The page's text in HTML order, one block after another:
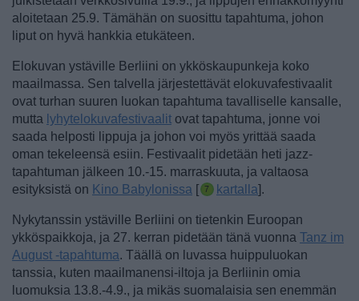
aloitetaan 25.9. Tämähän on suosittu tapahtuma, johon
liput on hyvä hankkia etukäteen.
Elokuvan ystäville Berliini on ykköskaupunkeja koko
maailmassa. Sen talvella järjestettävät elokuvafestivaalit
ovat turhan suuren luokan tapahtuma tavalliselle kansalle,
mutta lyhytelokuvafestivaalit ovat tapahtuma, jonne voi
saada helposti lippuja ja johon voi myös yrittää saada
oman tekeleensä esiin. Festivaalit pidetään heti jazz-
tapahtuman jälkeen 10.-15. marraskuuta, ja valtaosa
esityksistä on Kino Babylonissa [ kartalla].
Nykytanssin ystäville Berliini on tietenkin Euroopan
ykköspaikkoja, ja 27. kerran pidetään tänä vuonna Tanz im
August -tapahtuma. Täällä on luvassa huippuluokan
tanssia, kuten maailmanensi-iltoja ja Berliinin omia
luomuksia 13.8.-4.9., ja mikäs suomalaisia sen enemmän